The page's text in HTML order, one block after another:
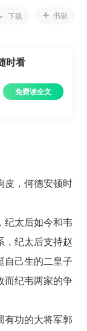
下载 书架
时看
免费读全文
皮，何德安顿时
纪太后如今和韦
，纪太后支持赵
自己生的二皇子
而纪韦两家的争
有功的大将军郭